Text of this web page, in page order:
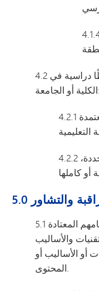
الدورات التدريبية
4.2 الأنشطة أثناء الخدمة التي لا تمنح نقاطًا دراسية في
الكلية أو الجامعة:
4.2.1 يمكن التخطيط لبرنامج من الدورات المعتمدة
4.2.2 عندما تُصمم هذه الدورات لتلبية حاجة محددة،
والتشاور
5.1 يجوز منح الموظفين الفنيين إجازة من مهامهم المعتادة
والأساليب
أو الأساليب أو
المحتوى.